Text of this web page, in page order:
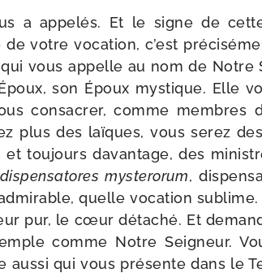
a appe­lés. Et le signe de
de votre voca­tion, c’est
qui vous appelle au nom de Notre
son Époux mys­tique. Elle
consa­crer, comme membres
plus des laïques, vous serez
tou­jours davan­tage, des
dis­pen­sa­tores mys­te­ro­rum,
quelle voca­tion
pur, le cœur déta­ché. Et
comme Notre Seigneur.
aus­si qui vous pré­sente dans le